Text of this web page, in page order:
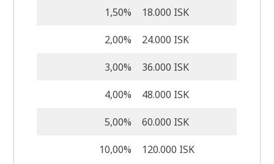
1,50% 18.000 ISK
2,00% 24.000 ISK
3,00% 36.000 ISK
4,00% 48.000 ISK
5,00% 60.000 ISK
10,00% 120.000 ISK